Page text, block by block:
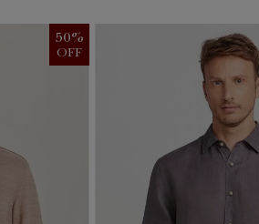
50%
OFF